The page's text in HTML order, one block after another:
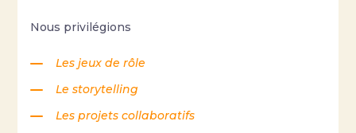
Nous privilégions
Les jeux de rôle
Le storytelling
Les projets collaboratifs